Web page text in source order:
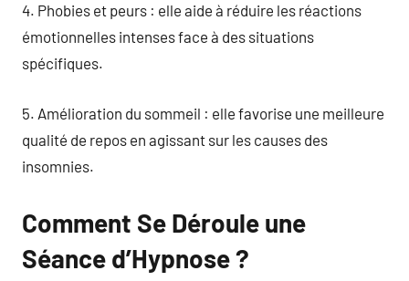
4. Phobies et peurs : elle aide à réduire les réactions
émotionnelles intenses face à des situations
spécifiques.
5. Amélioration du sommeil : elle favorise une meilleure
qualité de repos en agissant sur les causes des
insomnies.
Comment Se Déroule une
Séance d’Hypnose ?